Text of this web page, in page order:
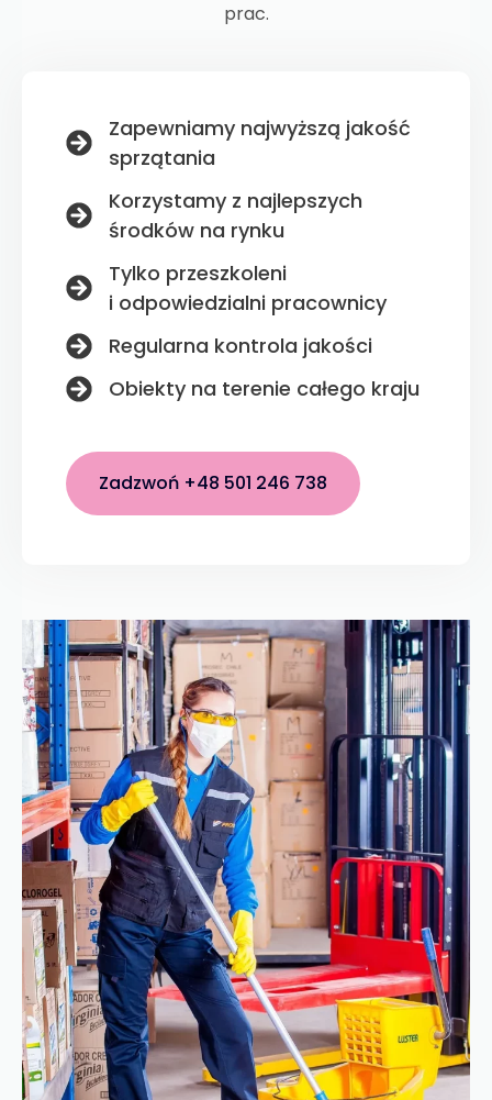
prac.
Zapewniamy najwyższą jakość
sprzątania
Korzystamy z najlepszych
środków na rynku
Tylko przeszkoleni
i odpowiedzialni pracownicy
Regularna kontrola jakości
Obiekty na terenie całego kraju
Zadzwoń +48 501 246 738